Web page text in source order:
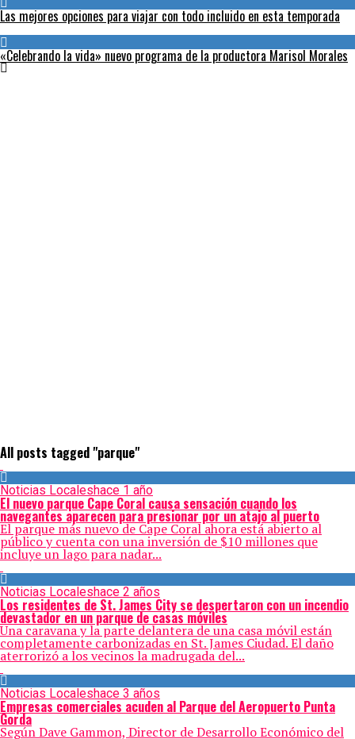
Las mejores opciones para viajar con todo incluido en esta temporada
«Celebrando la vida» nuevo programa de la productora Marisol Morales
All posts tagged "parque"
Noticias Localeshace 1 año
El nuevo parque Cape Coral causa sensación cuando los
navegantes aparecen para presionar por un atajo al puerto
El parque más nuevo de Cape Coral ahora está abierto al
público y cuenta con una inversión de $10 millones que
incluye un lago para nadar...
Noticias Localeshace 2 años
Los residentes de St. James City se despertaron con un incendio
devastador en un parque de casas móviles
Una caravana y la parte delantera de una casa móvil están
completamente carbonizadas en St. James Ciudad. El daño
aterrorizó a los vecinos la madrugada del...
Noticias Localeshace 3 años
Empresas comerciales acuden al Parque del Aeropuerto Punta
Gorda
Según Dave Gammon, Director de Desarrollo Económico del